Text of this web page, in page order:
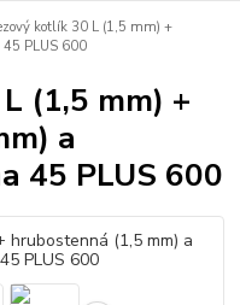
kotlík 30 L (1,5 mm) +
PLUS 600
(1,5 mm) +
a
45 PLUS 600